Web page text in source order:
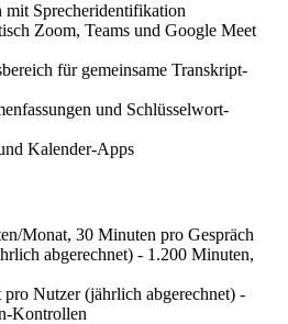
Sprecheridentifikation
Zoom, Teams und Google Meet
für gemeinsame Transkript-
und Schlüsselwort-
Kalender-Apps
Monat, 30 Minuten pro Gespräch
abgerechnet) - 1.200 Minuten,
pro Nutzer (jährlich abgerechnet) -
Kontrollen